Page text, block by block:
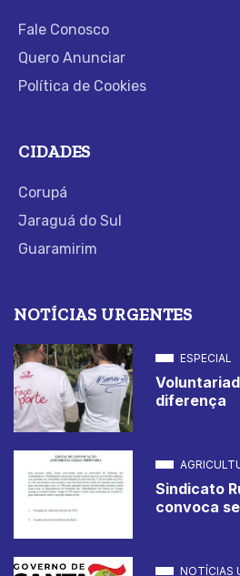
Fale Conosco
Quero Anunciar
Política de Cookies
CIDADES
Corupá
Jaraguá do Sul
Guaramirim
NOTÍCIAS URGENTES
ESPECIAL
diferença
Sindicato
convoca
NOTÍCIAS